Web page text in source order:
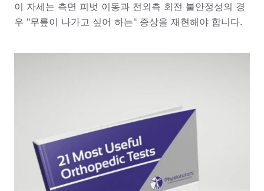
이 자세는 측면 피벗 이동과 전외측 회전 불안정성의 경
우 "무릎이 나가고 싶어 하는" 증상을 재현해야 합니다.